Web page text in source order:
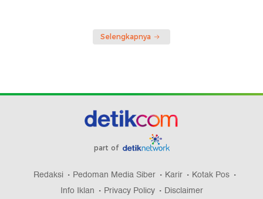
Selengkapnya
part of
Redaksi Pedoman Media Siber Karir
Kotak Pos
Info Iklan
Privacy Policy Disclaimer